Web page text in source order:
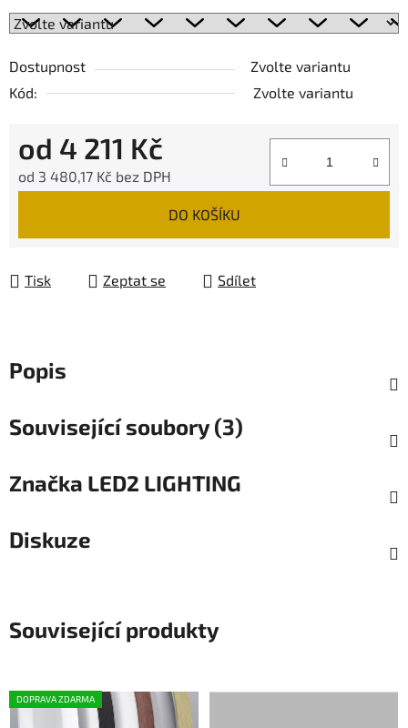
Dostupnost
Zvolte variantu
Kód:
Zvolte variantu
od 4 211 Kč
od 3 480,17 Kč bez DPH
DO KOŠÍKU
Tisk Zeptat se Sdílet
Popis
Související soubory (3)
Značka LED2 LIGHTING
Diskuze
Související produkty
DOPRAVA ZDARMA